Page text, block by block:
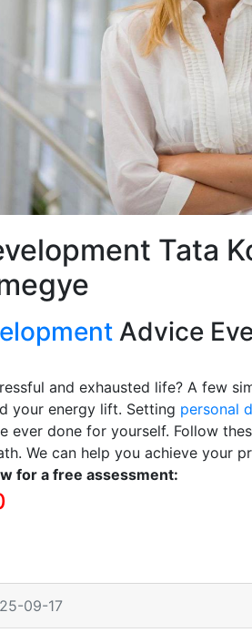
Tata
Advice
and exhausted life? A few
your energy lift. Setting personal
ever done for yourself. Follow
We can help you achieve your
for a free assessment:
09-17